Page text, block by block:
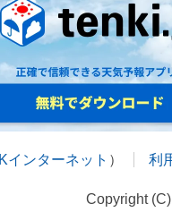
インターネット ） 利
Copyright